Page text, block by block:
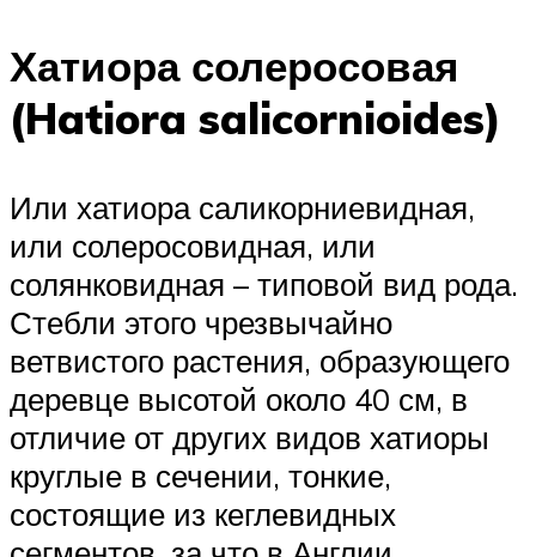
Хатиора солеросовая
(Hatiora salicornioides)
Или хатиора саликорниевидная,
или солеросовидная, или
солянковидная – типовой вид рода.
Стебли этого чрезвычайно
ветвистого растения, образующего
деревце высотой около 40 см, в
отличие от других видов хатиоры
круглые в сечении, тонкие,
состоящие из кеглевидных